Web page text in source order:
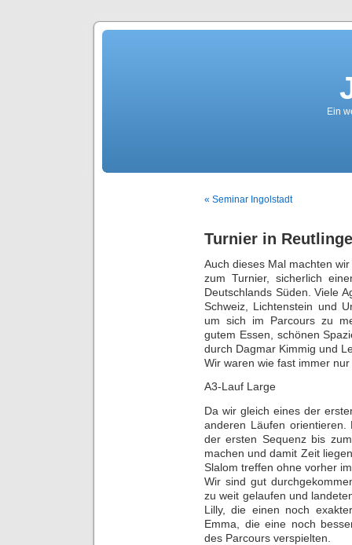
Ein
« Seminar Ingolstadt
Turnier in
Auch dieses Mal machten
zum Turnier, sicherlich
Deutschlands Süden. Viele
Schweiz, Lichtenstein und
um sich im Parcours zu
gutem Essen, schönen
durch Dagmar Kimmig und
Wir waren wie fast immer
A3-Lauf Large
Da wir gleich eines der
anderen Läufen
der ersten Sequenz bis
machen und damit Zeit
Slalom treffen ohne vorher
Wir sind gut
zu weit gelaufen und
Lilly, die einen noch
Emma, die eine noch
des Parcours verspielten.